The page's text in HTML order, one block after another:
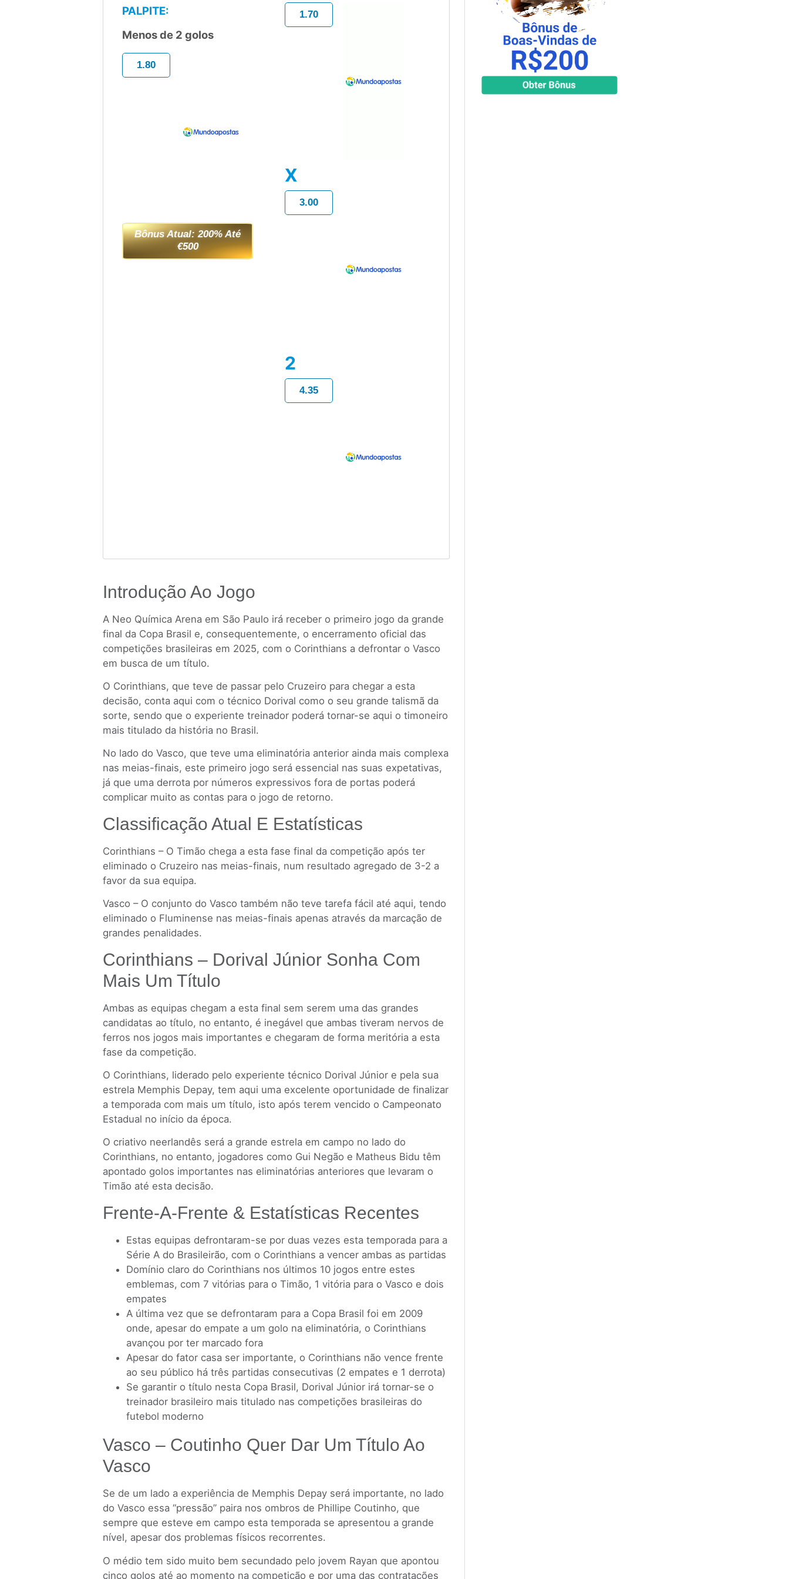
PALPITE:
Menos de 2 golos
1.80
Bônus Atual: 200% Até
€500
1.70
X
3.00
2
4.35
Introdução Ao Jogo
A Neo Química Arena em São Paulo irá receber o primeiro jogo da grande
final da Copa Brasil e, consequentemente, o encerramento oficial das
competições brasileiras em 2025, com o Corinthians a defrontar o Vasco
em busca de um título.
O Corinthians, que teve de passar pelo Cruzeiro para chegar a esta
decisão, conta aqui com o técnico Dorival como o seu grande talismã da
sorte, sendo que o experiente treinador poderá tornar-se aqui o timoneiro
mais titulado da história no Brasil.
No lado do Vasco, que teve uma eliminatória anterior ainda mais complexa
nas meias-finais, este primeiro jogo será essencial nas suas expetativas,
já que uma derrota por números expressivos fora de portas poderá
complicar muito as contas para o jogo de retorno.
Classificação Atual E Estatísticas
Corinthians – O Timão chega a esta fase final da competição após ter
eliminado o Cruzeiro nas meias-finais, num resultado agregado de 3-2 a
favor da sua equipa.
Vasco – O conjunto do Vasco também não teve tarefa fácil até aqui, tendo
eliminado o Fluminense nas meias-finais apenas através da marcação de
grandes penalidades.
Corinthians – Dorival Júnior Sonha Com
Mais Um Título
Ambas as equipas chegam a esta final sem serem uma das grandes
candidatas ao título, no entanto, é inegável que ambas tiveram nervos de
ferros nos jogos mais importantes e chegaram de forma meritória a esta
fase da competição.
O Corinthians, liderado pelo experiente técnico Dorival Júnior e pela sua
estrela Memphis Depay, tem aqui uma excelente oportunidade de finalizar
a temporada com mais um título, isto após terem vencido o Campeonato
Estadual no início da época.
O criativo neerlandês será a grande estrela em campo no lado do
Corinthians, no entanto, jogadores como Gui Negão e Matheus Bidu têm
apontado golos importantes nas eliminatórias anteriores que levaram o
Timão até esta decisão.
Frente-A-Frente & Estatísticas Recentes
Estas equipas defrontaram-se por duas vezes esta temporada para a
Série A do Brasileirão, com o Corinthians a vencer ambas as partidas
Domínio claro do Corinthians nos últimos 10 jogos entre estes
emblemas, com 7 vitórias para o Timão, 1 vitória para o Vasco e dois
empates
A última vez que se defrontaram para a Copa Brasil foi em 2009
onde, apesar do empate a um golo na eliminatória, o Corinthians
avançou por ter marcado fora
Apesar do fator casa ser importante, o Corinthians não vence frente
ao seu público há três partidas consecutivas (2 empates e 1 derrota)
Se garantir o título nesta Copa Brasil, Dorival Júnior irá tornar-se o
treinador brasileiro mais titulado nas competições brasileiras do
futebol moderno
Vasco – Coutinho Quer Dar Um Título Ao
Vasco
Se de um lado a experiência de Memphis Depay será importante, no lado
do Vasco essa “pressão” paira nos ombros de Phillipe Coutinho, que
sempre que esteve em campo esta temporada se apresentou a grande
nível, apesar dos problemas físicos recorrentes.
O médio tem sido muito bem secundado pelo jovem Rayan que apontou
cinco golos até ao momento na competição e por uma das contratações